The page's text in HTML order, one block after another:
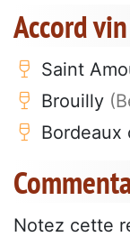
Accord
Saint
Brouilly
Bordeaux
Notez cette